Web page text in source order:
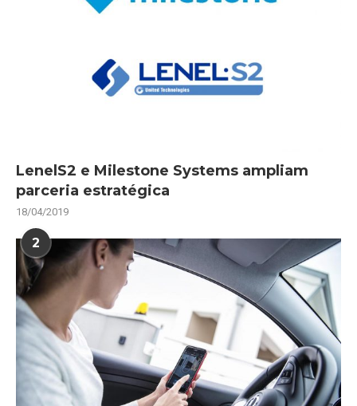
LenelS2 e Milestone Systems ampliam
parceria estratégica
18/04/2019
2